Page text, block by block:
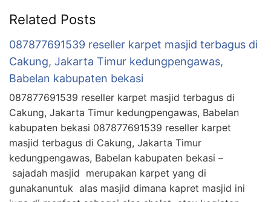
Related Posts
087877691539 reseller karpet masjid terbagus di
Cakung, Jakarta Timur kedungpengawas,
Babelan kabupaten bekasi
087877691539 reseller karpet masjid terbagus di
Cakung, Jakarta Timur kedungpengawas, Babelan
kabupaten bekasi 087877691539 reseller karpet
masjid terbagus di Cakung, Jakarta Timur
kedungpengawas, Babelan kabupaten bekasi –
sajadah masjid merupakan karpet yang di
gunakanuntuk alas masjid dimana kapret masjid ini